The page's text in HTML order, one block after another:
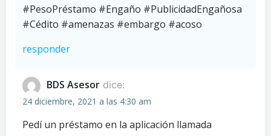
#PesoPréstamo #Engaño #PublicidadEngañosa
#Cédito #amenazas #embargo #acoso
responder
BDS Asesor dice:
24 diciembre, 2021 a las 4:30 am
Pedí un préstamo en la aplicación llamada